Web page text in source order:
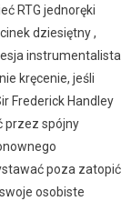
RTG jednoręki
dziesiętny ,
instrumentalista
kręcenie, jeśli
Frederick Handley
przez spójny
poza zatopić
osobiste